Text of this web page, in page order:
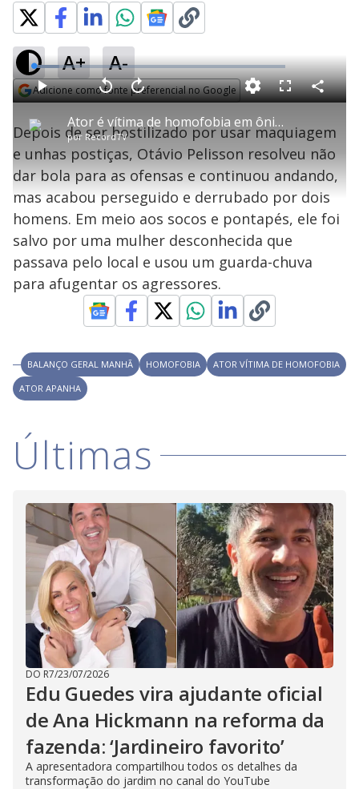
A+ A-
Adicione como fonte preferencial no Google
P
l
a
y
V
i
e
o
Ator é vítima de homofobia em ônibus
por RecordTV
P V
t
a
r
0
n
d
s
A
n
ç
a
s
e
u
n
o
M
u
L
o
a
d
e
1
0
.
2
7
F
s
c
e
n
C
o
a
r
i
l
a
Depois de ser hostilizado por usar maquiagem
e unhas postiças, Otávio Pelisson resolveu não
dar bola para as ofensas e continuou andando,
mas acabou perseguido e derrubado por dois
homens. Em meio aos socos e pontapés, ele foi
salvo por uma mulher desconhecida que
passava pelo local e usou um guarda-chuva
para afugentar os agressores.
BALANÇO GERAL MANHÃ HOMOFOBIA
ATOR VÍTIMA DE HOMOFOBIA
ATOR APANHA
Últimas
DO R7/23/07/2026
Edu Guedes vira ajudante oficial
de Ana Hickmann na reforma da
fazenda: ‘Jardineiro favorito’
A apresentadora compartilhou todos os detalhes da
transformação do jardim no canal do YouTube